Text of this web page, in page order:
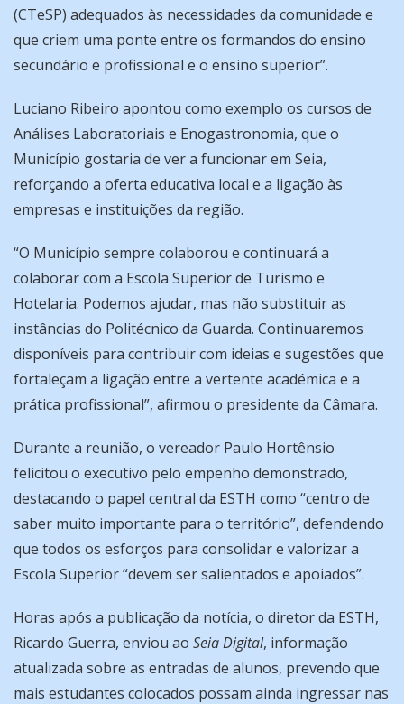
(CTeSP) adequados às necessidades da comunidade e
que criem uma ponte entre os formandos do ensino
secundário e profissional e o ensino superior”.
Luciano Ribeiro apontou como exemplo os cursos de
Análises Laboratoriais e Enogastronomia, que o
Município gostaria de ver a funcionar em Seia,
reforçando a oferta educativa local e a ligação às
empresas e instituições da região.
“O Município sempre colaborou e continuará a
colaborar com a Escola Superior de Turismo e
Hotelaria. Podemos ajudar, mas não substituir as
instâncias do Politécnico da Guarda. Continuaremos
disponíveis para contribuir com ideias e sugestões que
fortaleçam a ligação entre a vertente académica e a
prática profissional”, afirmou o presidente da Câmara.
Durante a reunião, o vereador Paulo Hortênsio
felicitou o executivo pelo empenho demonstrado,
destacando o papel central da ESTH como “centro de
saber muito importante para o território”, defendendo
que todos os esforços para consolidar e valorizar a
Escola Superior “devem ser salientados e apoiados”.
Horas após a publicação da notícia, o diretor da ESTH,
Ricardo Guerra, enviou ao Seia Digital, informação
atualizada sobre as entradas de alunos, prevendo que
mais estudantes colocados possam ainda ingressar nas